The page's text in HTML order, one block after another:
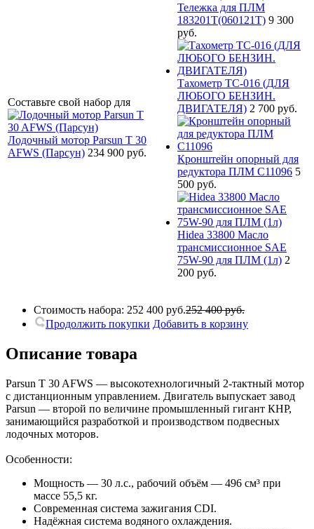
Составьте свой набор для
Лодочный мотор Parsun T 30
AFWS (Парсун) 234 900 руб.
Тележка для ПЛМ
183201T(060121T) 9 300
руб.
Тахометр ТС-016 (ДЛЯ
ЛЮБОГО БЕНЗИН.
ДВИГАТЕЛЯ) 2 700 руб.
Кронштейн опорный для
редуктора ПЛМ С11096 5
500 руб.
Hidea 33800 Масло
трансмиссионное SAE
75W-90 для ПЛМ (1л) 2
200 руб.
Стоимость набора: 252 400 руб.252 400 руб.
Продолжить покупки Добавить в корзину
Описание товара
Parsun T 30 AFWS — высокотехнологичный 2-тактный мотор
с дистанционным управлением. Двигатель выпускает завод
Parsun — второй по величине промышленный гигант КНР,
занимающийся разработкой и производством подвесных
лодочных моторов.
Особенности:
Мощность — 30 л.с., рабочий объём — 496 см³ при
массе 55,5 кг.
Современная система зажигания CDI.
Надёжная система водяного охлаждения.